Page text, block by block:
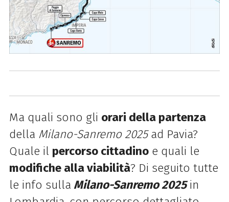
Ma quali sono gli orari della partenza
della Milano-Sanremo 2025ad Pavia?
Quale il percorso cittadinoe quali le
modifiche alla viabilità? Di seguito tutte
le info sulla Milano-Sanremo 2025in